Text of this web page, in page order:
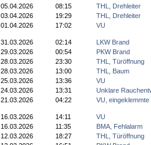
05.04.2026 08:15 THL, Drehleiter
03.04.2026 19:29 THL, Drehleiter
01.04.2026 17:02 VU
31.03.2026 02:14 LKW Brand
29.03.2026 00:54 PKW Brand
28.03.2026 23:30 THL, Türöffnung
28.03.2026 13:00 THL, Baum
25.03.2026 13:36 VU
24.03.2026 13:31 Unklare
21.03.2026 04:22 VU, eingeklemmte
16.03.2026 14:11 VU
16.03.2026 11:35 BMA, Fehlalarm
12.03.2026 18:27 THL, Türöffnung